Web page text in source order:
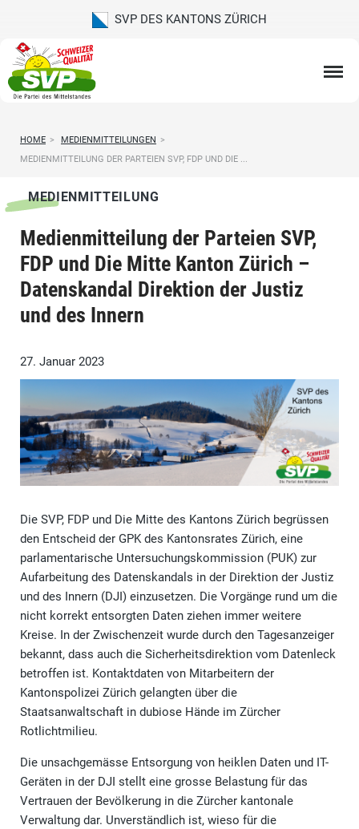
SVP DES KANTONS ZÜRICH
HOME > MEDIENMITTEILUNGEN >
MEDIENMITTEILUNG DER PARTEIEN SVP, FDP UND DIE ...
MEDIENMITTEILUNG
Medienmitteilung der Parteien SVP,
FDP und Die Mitte Kanton Zürich –
Datenskandal Direktion der Justiz
und des Innern
27. Januar 2023
Die SVP, FDP und Die Mitte des Kantons Zürich begrüssen
den Entscheid der GPK des Kantonsrates Zürich, eine
parlamentarische Untersuchungskommission (PUK) zur
Aufarbeitung des Datenskandals in der Direktion der Justiz
und des Innern (DJI) einzusetzen. Die Vorgänge rund um die
nicht korrekt entsorgten Daten ziehen immer weitere
Kreise. In der Zwischenzeit wurde durch den Tagesanzeiger
bekannt, dass auch die Sicherheitsdirektion vom Datenleck
betroffen ist. Kontaktdaten von Mitarbeitern der
Kantonspolizei Zürich gelangten über die
Staatsanwaltschaft in dubiose Hände im Zürcher
Rotlichtmilieu.
Die unsachgemässe Entsorgung von heiklen Daten und IT-
Geräten in der DJI stellt eine grosse Belastung für das
Vertrauen der Bevölkerung in die Zürcher kantonale
Verwaltung dar. Unverständlich ist, wieso für die